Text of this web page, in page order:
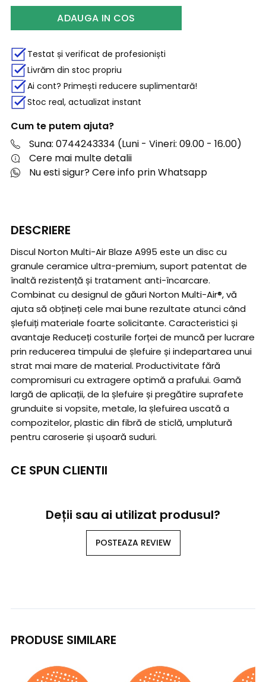
ADAUGA IN COS
Testat și verificat de profesioniști
Livrăm din stoc propriu
Ai cont? Primești reducere suplimentară!
Stoc real, actualizat instant
Cum te putem ajuta?
Suna: 0744243334 (Luni - Vineri: 09.00 - 16.00)
Cere mai multe detalii
Nu esti sigur? Cere info prin Whatsapp
DESCRIERE
Discul Norton Multi-Air Blaze A995 este un disc cu
granule ceramice ultra-premium, suport patentat de
înaltă rezistență și tratament anti-încarcare.
Combinat cu designul de găuri Norton Multi-Air®, vă
ajuta să obțineți cele mai bune rezultate atunci când
șlefuiți materiale foarte solicitante. Caracteristici și
avantaje Reduceți costurile forței de muncă per lucrare
prin reducerea timpului de șlefuire și indepartarea unui
strat mai mare de material. Productivitate fără
compromisuri cu extragere optimă a prafului. Gamă
largă de aplicații, de la șlefuire și pregătire suprafete
grunduite si vopsite, metale, la șlefuirea uscată a
compozitelor, plastic din fibră de sticlă, umplutură
pentru caroserie și ușoară suduri.
CE SPUN CLIENTII
Deții sau ai utilizat produsul?
POSTEAZA REVIEW
PRODUSE SIMILARE